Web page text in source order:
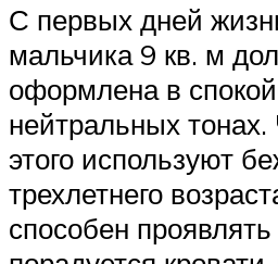
С первых дней
мальчика 9 кв. м
оформлена в
нейтральных тонах.
этого используют
трехлетнего
способен